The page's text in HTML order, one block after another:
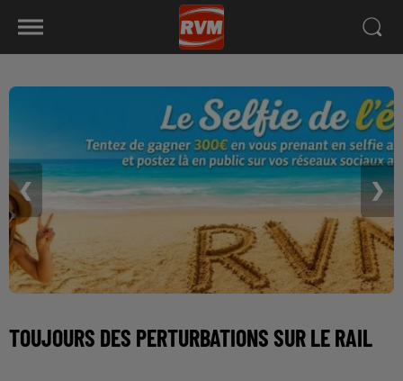
❮ ❯
TOUJOURS DES PERTURBATIONS SUR LE RAIL